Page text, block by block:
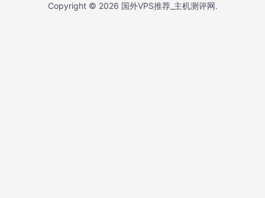
Copyright © 2026 国外VPS推荐_主机测评网.